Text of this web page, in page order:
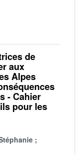
de
aux
Alpes
- Cahier
pour les